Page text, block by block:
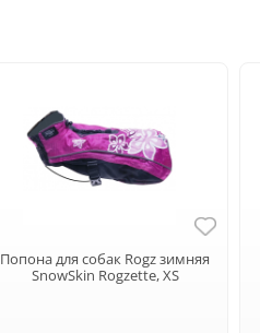
Попона для собак Rogz зимняя
SnowSkin Rogzette, XS